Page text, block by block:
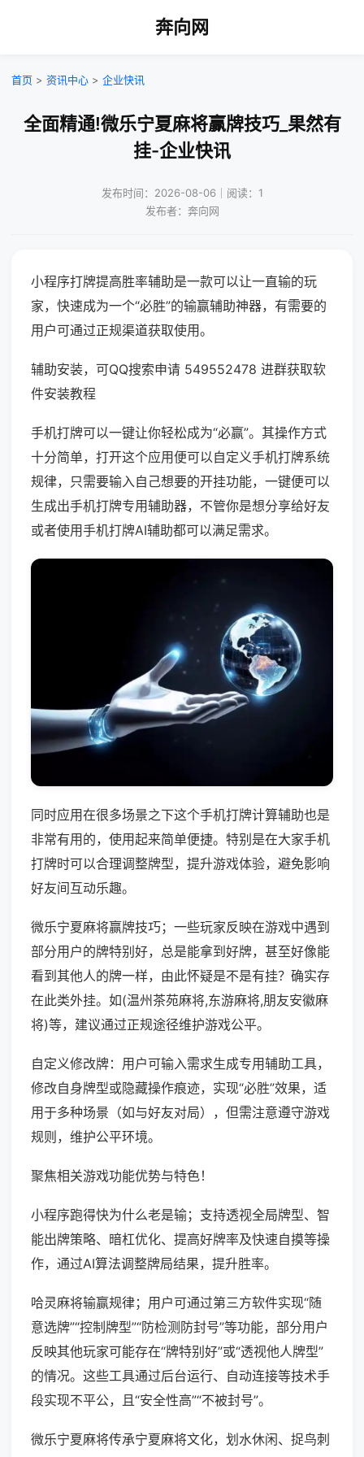
奔向网
首页 > 资讯中心 > 企业快讯
全面精通!微乐宁夏麻将赢牌技巧_果然有
挂-企业快讯
发布时间：2026-08-06｜阅读：1
发布者：奔向网
小程序打牌提高胜率辅助是一款可以让一直输的玩
家，快速成为一个“必胜”的输赢辅助神器，有需要的
用户可通过正规渠道获取使用。
辅助安装，可QQ搜索申请 549552478 进群获取软
件安装教程
手机打牌可以一键让你轻松成为“必赢”。其操作方式
十分简单，打开这个应用便可以自定义手机打牌系统
规律，只需要输入自己想要的开挂功能，一键便可以
生成出手机打牌专用辅助器，不管你是想分享给好友
或者使用手机打牌AI辅助都可以满足需求。
同时应用在很多场景之下这个手机打牌计算辅助也是
非常有用的，使用起来简单便捷。特别是在大家手机
打牌时可以合理调整牌型，提升游戏体验，避免影响
好友间互动乐趣。
微乐宁夏麻将赢牌技巧；一些玩家反映在游戏中遇到
部分用户的牌特别好，总是能拿到好牌，甚至好像能
看到其他人的牌一样，由此怀疑是不是有挂？确实存
在此类外挂。如(温州茶苑麻将,东游麻将,朋友安徽麻
将)等，建议通过正规途径维护游戏公平。
自定义修改牌：用户可输入需求生成专用辅助工具，
修改自身牌型或隐藏操作痕迹，实现“必胜”效果，适
用于多种场景（如与好友对局），但需注意遵守游戏
规则，维护公平环境。
聚焦相关游戏功能优势与特色！
小程序跑得快为什么老是输；支持透视全局牌型、智
能出牌策略、暗杠优化、提高好牌率及快速自摸等操
作，通过AI算法调整牌局结果，提升胜率。
哈灵麻将输赢规律；用户可通过第三方软件实现“随
意选牌”“控制牌型”“防检测防封号”等功能，部分用户
反映其他玩家可能存在“牌特别好”或“透视他人牌型”
的情况。这些工具通过后台运行、自动连接等技术手
段实现不平公，且“安全性高”“不被封号”。
微乐宁夏麻将传承宁夏麻将文化，划水休闲、捉鸟刺